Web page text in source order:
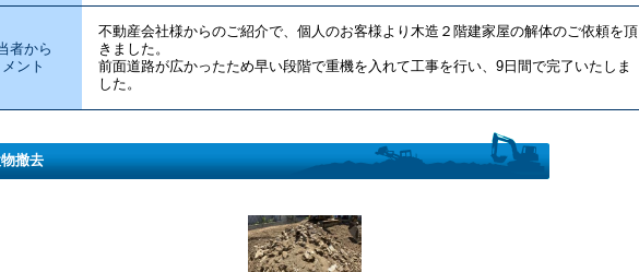
者から
ント
不動産会社様からのご紹介で、個人のお客様より木造２階建家屋の解体のご依頼を頂
きました。
前面道路が広かったため早い段階で重機を入れて工事を行い、9日間で完了いたしま
した。
撤去